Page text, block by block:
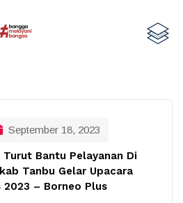
September 18, 2023
Bantu Pelayanan Di
Tanbu Gelar Upacara
2023 – Borneo Plus